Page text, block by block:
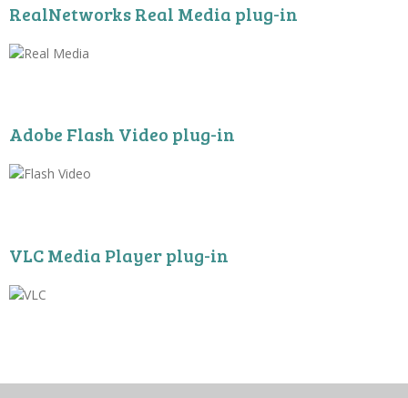
RealNetworks Real Media plug-in
Adobe Flash Video plug-in
VLC Media Player plug-in